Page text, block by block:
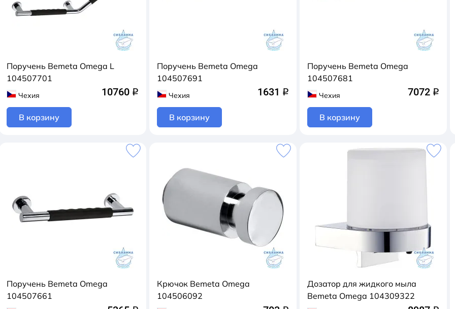
Поручень Bemeta Omega L
104507701
Чехия 10760 q
В корзину
Поручень Bemeta Omega
104507691
Чехия 1631 q
В корзину
Поручень Bemeta Omega
104507681
Чехия 7072 q
В корзину
Поручень Bemeta Omega
104507661
Крючок Bemeta Omega
104506092
Дозатор для жидкого мыла
Bemeta Omega 104309322